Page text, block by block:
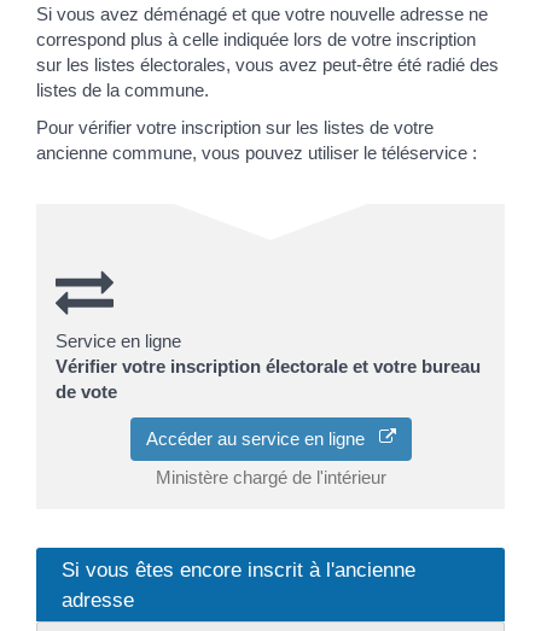
Si vous avez déménagé et que votre nouvelle adresse ne
correspond plus à celle indiquée lors de votre inscription
sur les listes électorales, vous avez peut-être été radié des
listes de la commune.
Pour vérifier votre inscription sur les listes de votre
ancienne commune, vous pouvez utiliser le téléservice :
Service en ligne
Vérifier votre inscription électorale et votre bureau
de vote
Accéder au service en ligne
Ministère chargé de l'intérieur
Si vous êtes encore inscrit à l'ancienne
adresse